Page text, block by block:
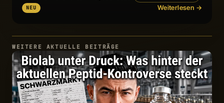
NEU Weiterlesen →
WEITERE AKTUELLE BEITRÄGE